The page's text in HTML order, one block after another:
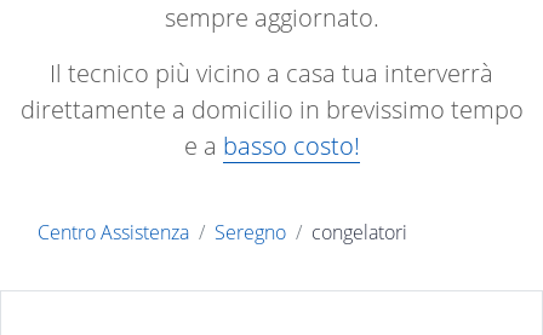
sempre aggiornato.
Il tecnico più vicino a casa tua interverrà
direttamente a domicilio in brevissimo tempo
e a basso costo!
Centro Assistenza Seregno congelatori